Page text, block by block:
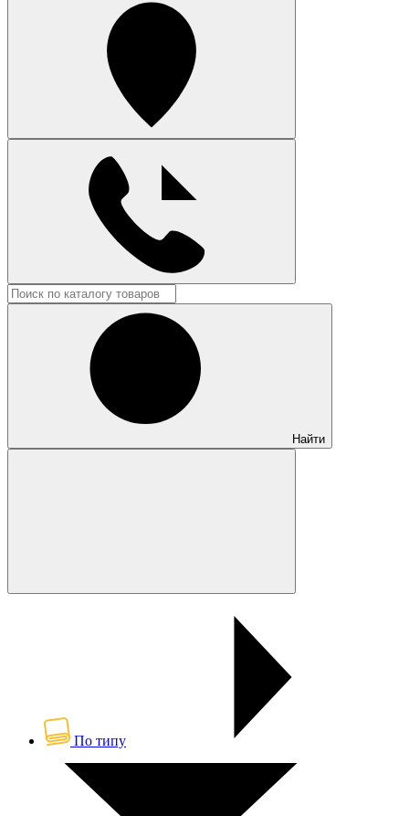
Найти
По типу